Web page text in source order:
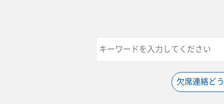
欠席連絡ど